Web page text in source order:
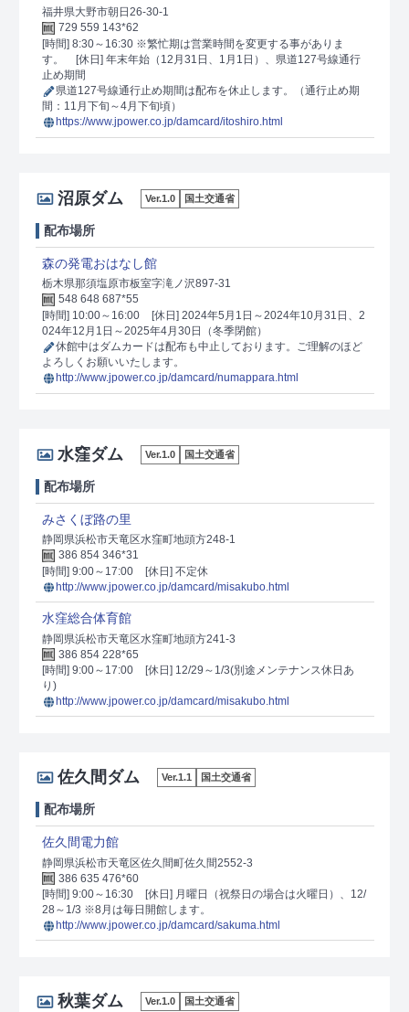
福井県大野市朝日26-30-1
729 559 143*62
[時間] 8:30～16:30 ※繁忙期は営業時間を変更する事がありま
す。
[休日] 年末年始（12月31日、1月1日）、県道127号線通行
止め期間
県道127号線通行止め期間は配布を休止します。（通行止め期
間：11月下旬～4月下旬頃）
https://www.jpower.co.jp/damcard/itoshiro.html
沼原ダム Ver.1.0 国土交通省
配布場所
森の発電おはなし館
栃木県那須塩原市板室字滝ノ沢897-31
548 648 687*55
[時間] 10:00～16:00
[休日] 2024年5月1日～2024年10月31日、2
024年12月1日～2025年4月30日（冬季閉館）
休館中はダムカードは配布も中止しております。ご理解のほど
よろしくお願いいたします。
http://www.jpower.co.jp/damcard/numappara.html
水窪ダム Ver.1.0 国土交通省
配布場所
みさくぼ路の里
静岡県浜松市天竜区水窪町地頭方248-1
386 854 346*31
[時間] 9:00～17:00
[休日] 不定休
http://www.jpower.co.jp/damcard/misakubo.html
水窪総合体育館
静岡県浜松市天竜区水窪町地頭方241-3
386 854 228*65
[時間] 9:00～17:00
[休日] 12/29～1/3(別途メンテナンス休日あ
り)
http://www.jpower.co.jp/damcard/misakubo.html
佐久間ダム Ver.1.1 国土交通省
配布場所
佐久間電力館
静岡県浜松市天竜区佐久間町佐久間2552-3
386 635 476*60
[時間] 9:00～16:30
[休日] 月曜日（祝祭日の場合は火曜日）、12/
28～1/3 ※8月は毎日開館します。
http://www.jpower.co.jp/damcard/sakuma.html
秋葉ダム Ver.1.0 国土交通省